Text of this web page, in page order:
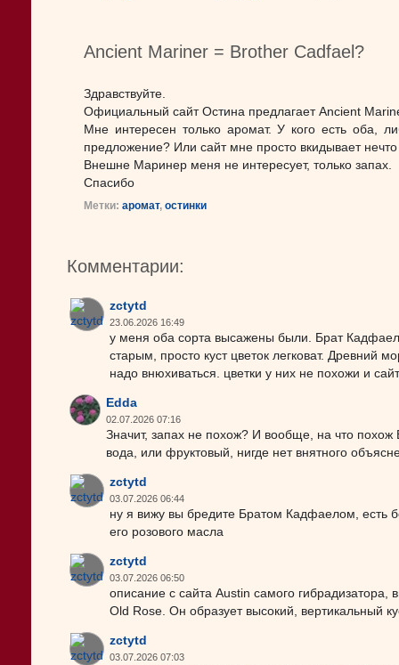
Ancient Mariner = Brother Cadfael?
Здравствуйте.
Официальный сайт Остина предлагает Ancient
Мне интересен только аромат. У кого есть оба,
предложение? Или сайт мне просто вкидывает
Внешне Маринер меня не интересует, только запах.
Спасибо
Метки: аромат, остинки
Комментарии:
zctytd
23.06.2026 16:49
у меня оба сорта высажены были. Брат
старым, просто куст цветок легковат. Древний
надо внюхиваться. цветки у них не похожи и
Edda
02.07.2026 07:16
Значит, запах не похож? И вообще, на что похож
вода, или фруктовый, нигде нет внятного
zctytd
03.07.2026 06:44
ну я вижу вы бредите Братом Кадфаелом, есть
его розового масла
zctytd
03.07.2026 06:50
описание с сайта Austin самого
Old Rose. Он образует высокий, вертикальный
zctytd
03.07.2026 07:03